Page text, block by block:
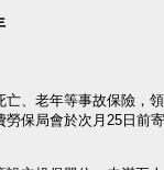
亡、老年等事故保險，
保局會於次月 25 日前